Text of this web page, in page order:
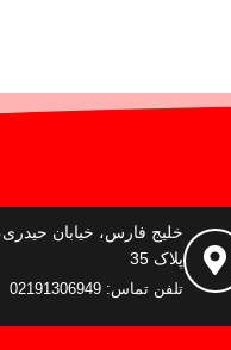
خلیج فارس، خیابان
پلاک 35
تلفن تماس: 02191306949